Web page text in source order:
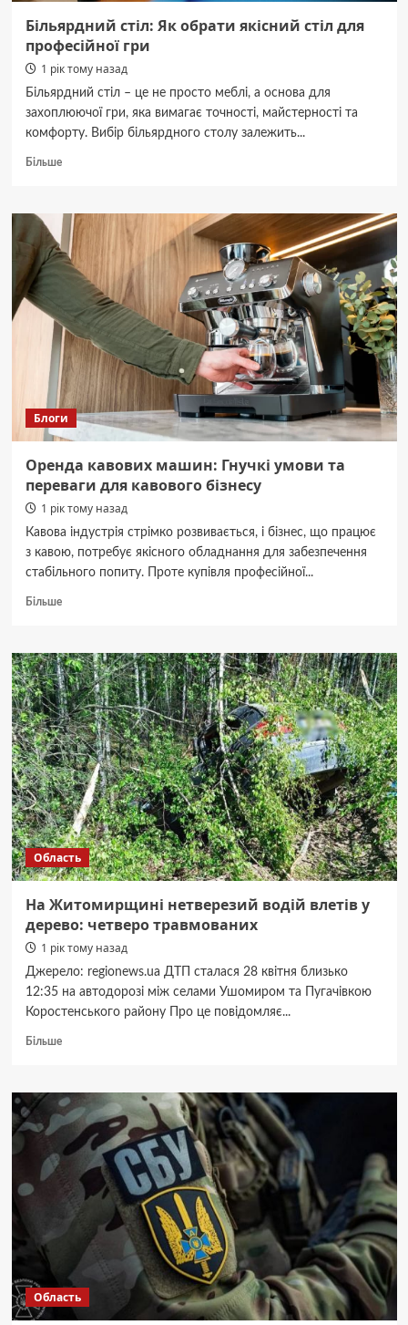
Більярдний стіл: Як обрати якісний стіл для
професійної гри
1 рік тому назад
Більярдний стіл – це не просто меблі, а основа для
захоплюючої гри, яка вимагає точності, майстерності та
комфорту. Вибір більярдного столу залежить...
БільшеДокладніше
стіл:
Як
обрати
якісний
стіл
професійної
гри
Блоги
Оренда кавових машин: Гнучкі умови та
переваги для кавового бізнесу
1 рік тому назад
Кавова індустрія стрімко розвивається, і бізнес, що працює
з кавою, потребує якісного обладнання для забезпечення
стабільного попиту. Проте купівля професійної...
БільшеДокладніше
кавових
машин:
Гнучкі
умови
та
переваги
для
кавового
бізнесу
Область
На Житомирщині нетверезий водій влетів у
дерево: четверо травмованих
1 рік тому назад
Джерело: regionews.ua ДТП сталася 28 квітня близько
12:35 на автодорозі між селами Ушомиром та Пугачівкою
Коростенського району Про це повідомляє...
БільшеДокладніше
Житомирщині
нетверезий
водій
влетів
дерево:
четверо
травмованих
Область